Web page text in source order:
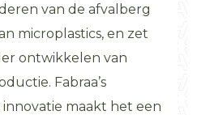
van de afvalberg
microplastics, en zet
ontwikkelen van
Fabraa’s
maakt het een